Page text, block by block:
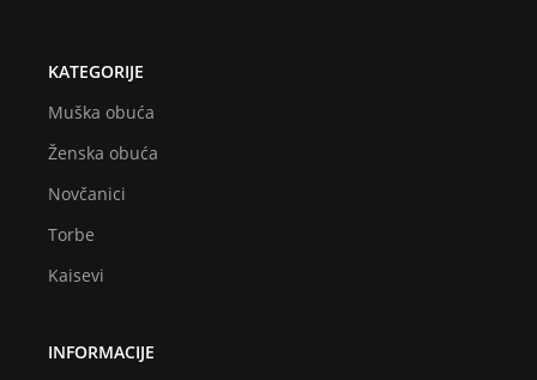
KATEGORIJE
Muška obuća
Ženska obuća
Novčanici
Torbe
Kaisevi
INFORMACIJE